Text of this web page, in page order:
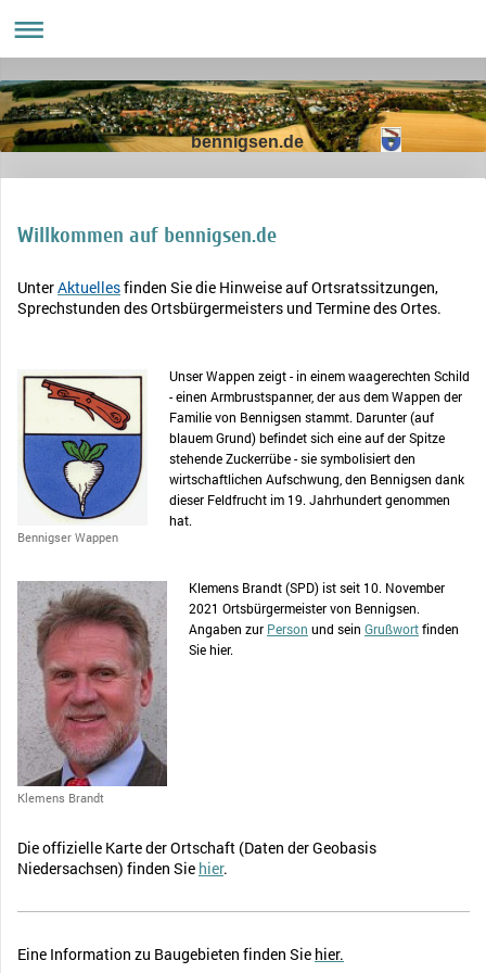
bennigsen.de
Willkommen auf bennigsen.de
UnterAktuellesfinden Sie die Hinweise auf Ortsratssitzungen,
Sprechstunden des Ortsbürgermeisters und Termine des Ortes.
Bennigser Wappen
Unser Wappen zeigt - in einem waagerechten Schild
- einen Armbrustspanner, der aus dem Wappen der
Familie von Bennigsen stammt. Darunter (auf
blauem Grund) befindet sich eine auf der Spitze
stehende Zuckerrübe - sie symbolisiert den
wirtschaftlichen Aufschwung, den Bennigsen dank
dieser Feldfrucht im 19. Jahrhundert genommen
hat.
Klemens Brandt
Klemens Brandt (SPD) ist seit 10. November
2021 Ortsbürgermeister von Bennigsen.
Angaben zur Person und sein Grußwortfinden
Sie hier.
Die offizielle Karte der Ortschaft (Daten der Geobasis
Niedersachsen) finden Sie hier.
Eine Information zu Baugebieten finden Sie hier.